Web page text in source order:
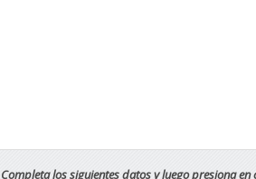
Completa los siguientes datos y luego presiona